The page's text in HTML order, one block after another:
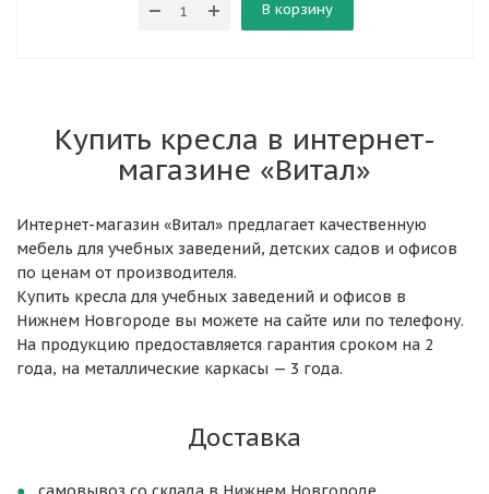
В корзину
Купить кресла в интернет-
магазине «Витал»
Интернет-магазин «Витал» предлагает качественную
мебель для учебных заведений, детских садов и офисов
по ценам от производителя.
Купить кресла для учебных заведений и офисов в
Нижнем Новгороде вы можете на сайте или по телефону.
На продукцию предоставляется гарантия сроком на 2
года, на металлические каркасы — 3 года.
Доставка